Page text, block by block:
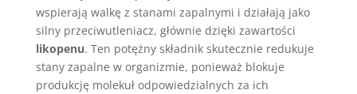
wspierają walkę z stanami zapalnymi i działają jako
silny przeciwutleniacz, głównie dzięki zawartości
likopenu. Ten potężny składnik skutecznie redukuje
stany zapalne w organizmie, ponieważ blokuje
produkcję molekuł odpowiedzialnych za ich